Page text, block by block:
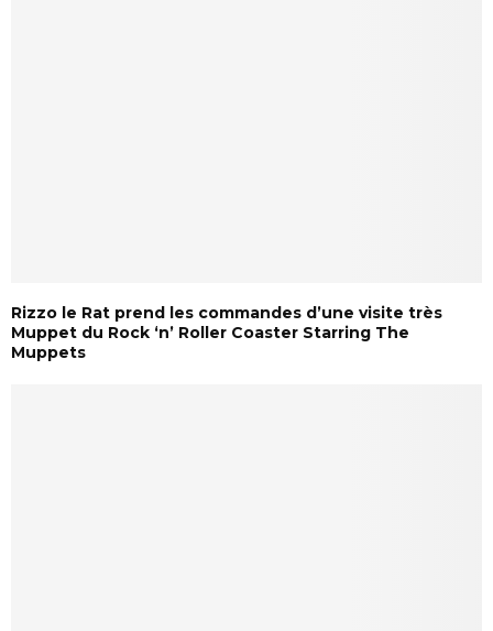
Rizzo le Rat prend les commandes d’une visite très
Muppet du Rock ‘n’ Roller Coaster Starring The
Muppets